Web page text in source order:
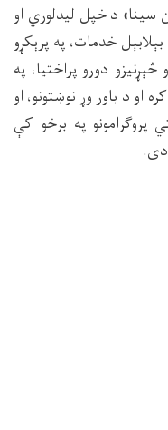
سینا» د خپل لیدلوري او
خدمات، په پرېکړو
دورو پراختیا، په
او د باور وړ نوښتونو، او
پروګرامونو په برخو کې
دی.